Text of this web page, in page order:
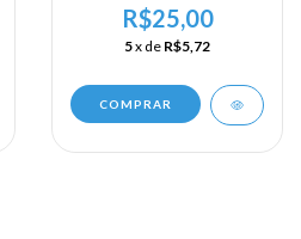
- ARG 1816
R$25,00
5x de R$5,72
COMPRAR